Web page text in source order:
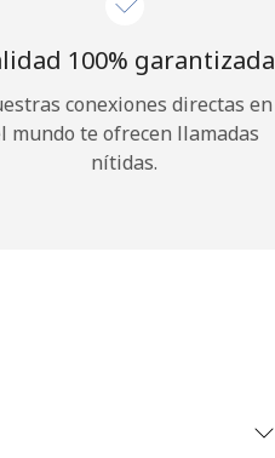
100% garantizada
conexiones directas en
mundo te ofrecen llamadas
nítidas.